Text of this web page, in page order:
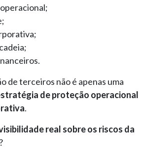
de terceiros não é apenas uma
de proteção operacional
.
real sobre os riscos da
?